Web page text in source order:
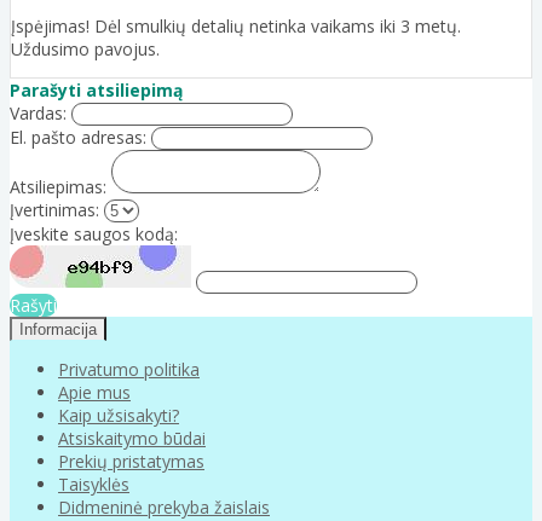
Įspėjimas! Dėl smulkių detalių netinka vaikams iki 3 metų.
Uždusimo pavojus.
Parašyti atsiliepimą
Vardas:
El. pašto adresas:
Atsiliepimas:
Įvertinimas:
Įveskite saugos kodą:
Rašyti
Informacija
Privatumo politika
Apie mus
Kaip užsisakyti?
Atsiskaitymo būdai
Prekių pristatymas
Taisyklės
Didmeninė prekyba žaislais